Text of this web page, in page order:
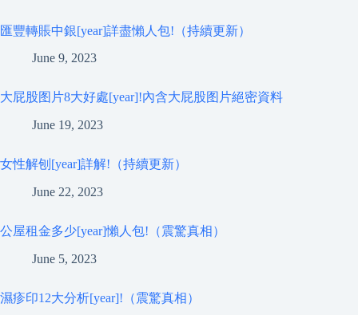
匯豐轉賬中銀[year]詳盡懶人包!（持續更新）
June 9, 2023
大屁股图片8大好處[year]!內含大屁股图片絕密資料
June 19, 2023
女性解刨[year]詳解!（持續更新）
June 22, 2023
公屋租金多少[year]懶人包!（震驚真相）
June 5, 2023
濕疹印12大分析[year]!（震驚真相）